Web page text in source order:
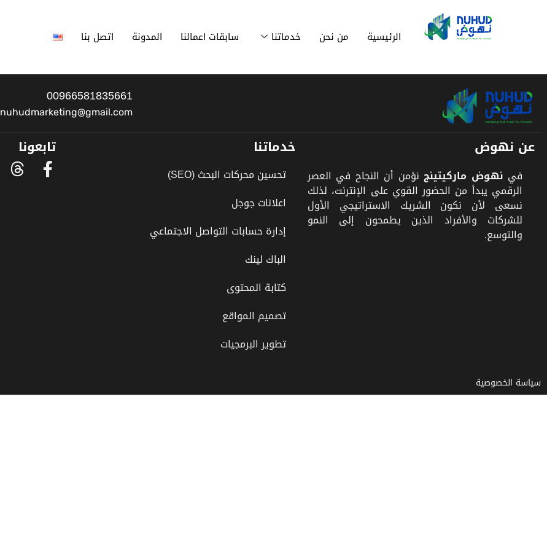
الرئيسية من نحن خدماتنا سابقات اعمالنا المدونة اتصل بنا
00966581835661
nuhudmarketing@gmail.com
عن نهوض
في نهوض ماركيتينجنؤمن أن النجاح في العصر
الرقمي يبدأ من الحضور القوي على الإنترنت، لذلك
نسعى لأن نكون الشريك الاستراتيجي الأول
للشركات والأفراد الذين يطمحون إلى النمو
والتوسع.
خدماتنا
تحسين محركات البحث (SEO)
اعلانات جوجل
إدارة حسابات التواصل الاجتماعي
الباك لينك
كتابة المحتوى
تصميم المواقع
تطوير البرمجيات
تابعونا
سياسة الخصوصية